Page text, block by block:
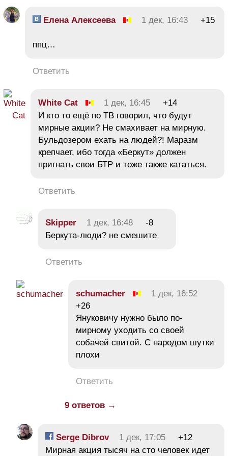
Елена Алексеева 1 дек, 16:43 +15
ппц…
Ответить
White Cat 1 дек, 16:45
+14
И кто то ещё по ТВ говорил, что будут
мирные акции? Не смахивает на мирную.
Бульдозером ехать на людей?! Маразм
крепчает, ибо тогда «Беркут» должен
пригнать свои БТР и тоже также кататься.
Ответить
Skipper 1 дек, 16:48
-8
Беркута-люди? не смешите
Ответить
schumacher
1 дек, 16:52
+26
Януковичу нужно было по-
мирному уходить со своей
собачей свитой. С народом шутки
плохи
Ответить
9 ответов →
Serge Dibrov 1 дек, 17:05
+12
Мирная акция тысяч на сто человек идет